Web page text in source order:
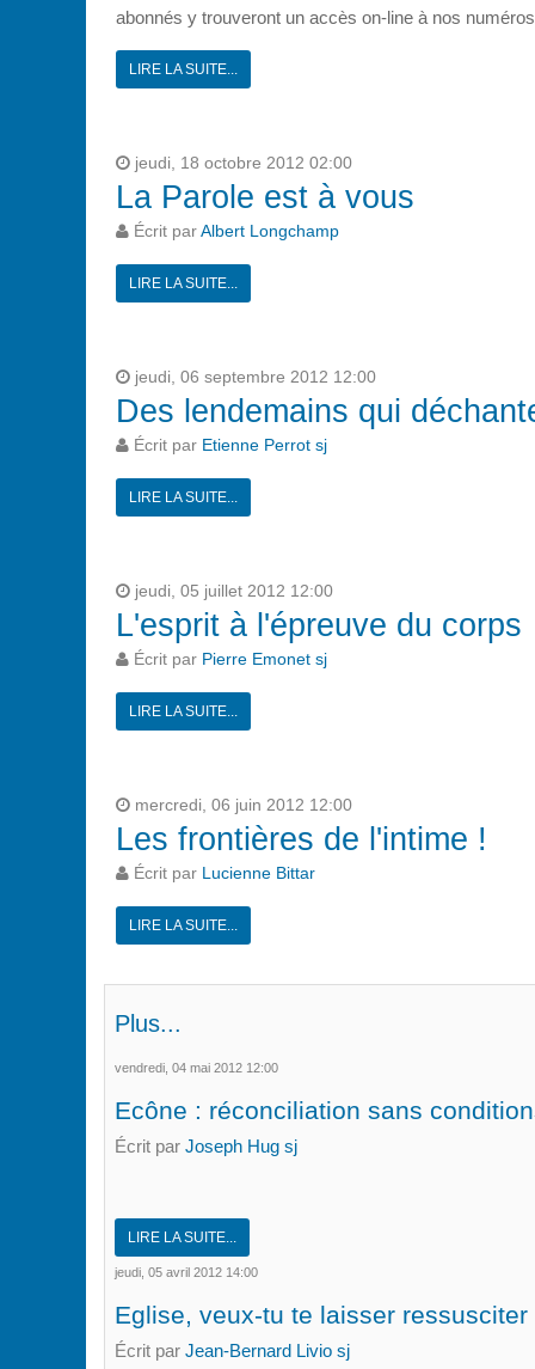
abonnés y trouveront un accès on-line à nos
LIRE LA SUITE...
jeudi, 18 octobre 2012 02:00
La Parole est à vous
Écrit par Albert Longchamp
LIRE LA SUITE...
jeudi, 06 septembre 2012 12:00
Des lendemains qui
Écrit par Etienne Perrot sj
LIRE LA SUITE...
jeudi, 05 juillet 2012 12:00
L'esprit à l'épreuve du corps
Écrit par Pierre Emonet sj
LIRE LA SUITE...
mercredi, 06 juin 2012 12:00
Les frontières de l'intime !
Écrit par Lucienne Bittar
LIRE LA SUITE...
Plus...
vendredi, 04 mai 2012 12:00
Ecône : réconciliation sans
Écrit par Joseph Hug sj
LIRE LA SUITE...
jeudi, 05 avril 2012 14:00
Eglise, veux-tu te laisser ressusciter
Écrit par Jean-Bernard Livio sj